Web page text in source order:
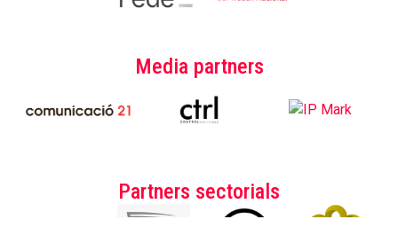
Media partners
Partners sectorials